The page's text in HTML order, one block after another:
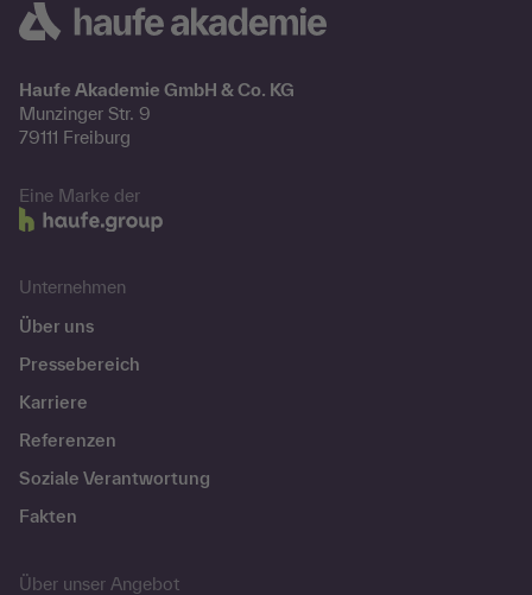
Haufe Akademie GmbH & Co. KG
Munzinger Str. 9
79111 Freiburg
Eine Marke der
Unternehmen
Über uns
Pressebereich
Karriere
Referenzen
Soziale Verantwortung
Fakten
Über unser Angebot